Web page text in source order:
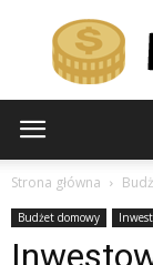
Strona główna
Budżet domowy